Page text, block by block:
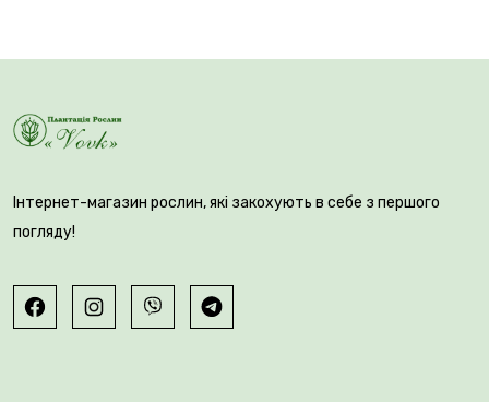
Інтернет-магазин рослин, які закохують в себе з першого
погляду!